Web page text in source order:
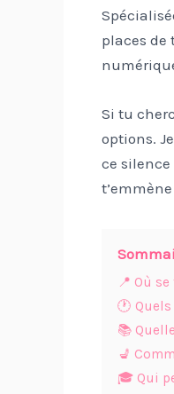
places de
Si tu
options.
ce
📍 Où
🕐
📚
💺
🎓 Qui